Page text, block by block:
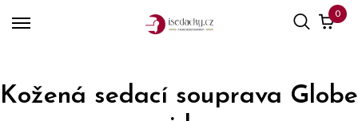
0
Kožená sedací souprava Globe